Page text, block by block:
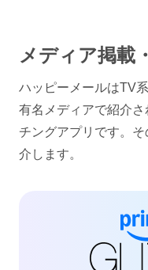
メディア掲載
ハッピーメールはTV
有名メディアで紹介
チングアプリです。
介します。